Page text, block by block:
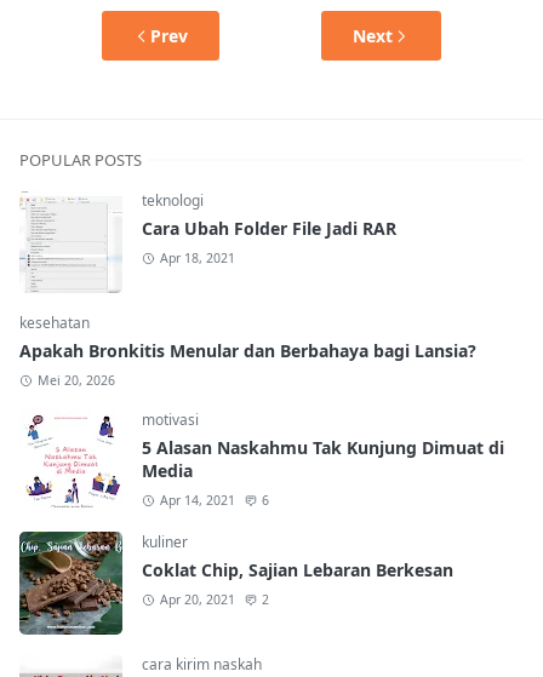
Prev Next
POPULAR POSTS
teknologi
Cara Ubah Folder File Jadi RAR
Apr 18, 2021
kesehatan
Apakah Bronkitis Menular dan Berbahaya bagi Lansia?
Mei 20, 2026
motivasi
5 Alasan Naskahmu Tak Kunjung Dimuat di
Media
Apr 14, 2021 6
kuliner
Coklat Chip, Sajian Lebaran Berkesan
Apr 20, 2021 2
cara kirim naskah